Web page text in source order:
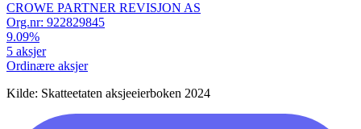
CROWE PARTNER REVISJON AS
Org.nr: 922829845
9.09%
5 aksjer
Ordinære aksjer
Kilde: Skatteetaten aksjeeierboken 2024